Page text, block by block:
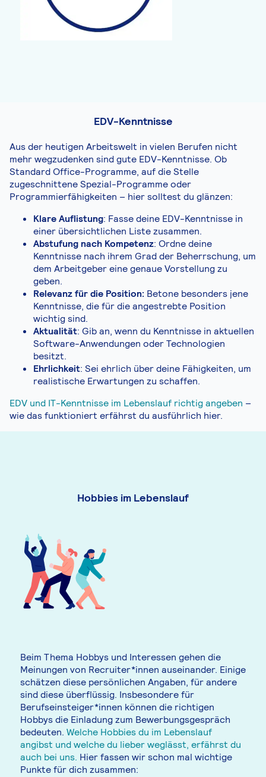
EDV-Kenntnisse
Aus der heutigen Arbeitswelt in vielen Berufen nicht
mehr wegzudenken sind gute EDV-Kenntnisse. Ob
Standard Office-Programme, auf die Stelle
zugeschnittene Spezial-Programme oder
Programmierfähigkeiten – hier solltest du glänzen:
Klare Auflistung: Fasse deine EDV-Kenntnisse in
einer übersichtlichen Liste zusammen.
Abstufung nach Kompetenz: Ordne deine
Kenntnisse nach ihrem Grad der Beherrschung, um
dem Arbeitgeber eine genaue Vorstellung zu
geben.
Relevanz für die Position: Betone besonders jene
Kenntnisse, die für die angestrebte Position
wichtig sind.
Aktualität: Gib an, wenn du Kenntnisse in aktuellen
Software-Anwendungen oder Technologien
besitzt.
Ehrlichkeit: Sei ehrlich über deine Fähigkeiten, um
realistische Erwartungen zu schaffen.
EDV und IT-Kenntnisse im Lebenslauf richtig angeben –
wie das funktioniert erfährst du ausführlich hier.
Hobbies im Lebenslauf
Beim Thema Hobbys und Interessen gehen die
Meinungen von Recruiter*innen auseinander. Einige
schätzen diese persönlichen Angaben, für andere
sind diese überflüssig. Insbesondere für
Berufseinsteiger*innen können die richtigen
Hobbys die Einladung zum Bewerbungsgespräch
bedeuten. Welche Hobbies du im Lebenslauf
angibst und welche du lieber weglässt, erfährst du
auch bei uns. Hier fassen wir schon mal wichtige
Punkte für dich zusammen: